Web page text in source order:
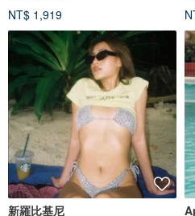
NT$ 1,919
新羅比基尼